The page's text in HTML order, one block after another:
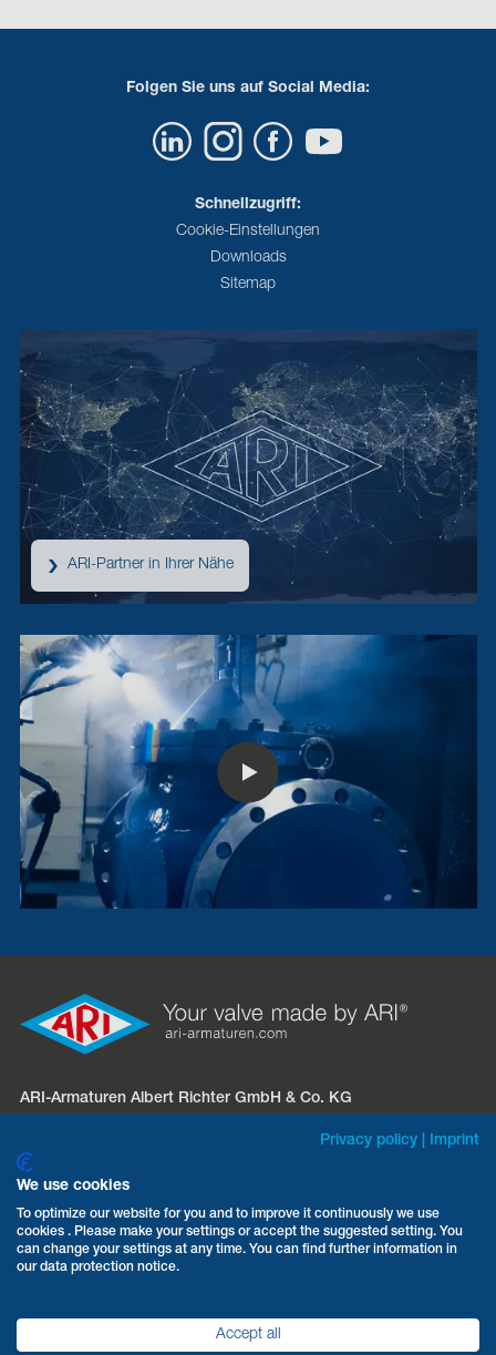
Folgen Sie uns auf Social Media:
Schnellzugriff:
Cookie-Einstellungen
Downloads
Sitemap
ARI-Partner in Ihrer Nähe
ARI-Armaturen Albert Richter GmbH & Co. KG
D-33758 Schloß Holte-Stukenbrock
Telefon:+49 5207 994-0
Fax: +49 5207 994-297 / -298
E-Mail: info.vertrieb@ari-armaturen.com
AGB Datenschutz Impressum
Privacy policy Imprint
We use cookies
To optimize our website for you and to improve it continuously we use
cookies . Please make your settings or accept the suggested setting. You
can change your settings at any time. You can find further information in
our data protection notice.
Accept all